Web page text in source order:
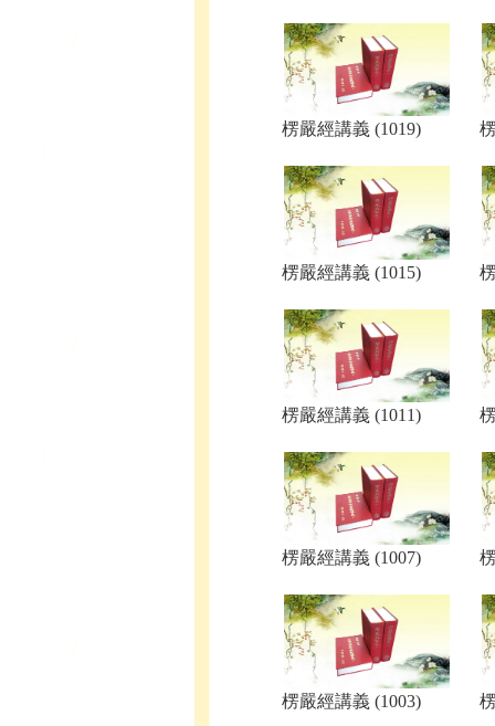
楞嚴經講義 (1019)
楞嚴經講義 (1015)
楞嚴經講義 (1011)
楞嚴經講義 (1007)
楞嚴經講義 (1003)